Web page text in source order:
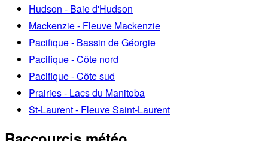
Hudson - Baie d'Hudson
Mackenzie - Fleuve Mackenzie
Pacifique - Bassin de Géorgie
Pacifique - Côte nord
Pacifique - Côte sud
Prairies - Lacs du Manitoba
St-Laurent - Fleuve Saint-Laurent